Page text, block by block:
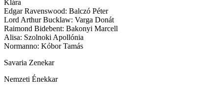
Klára
Edgar Ravenswood: Balczó Péter
Lord Arthur Bucklaw: Varga Donát
Raimond Bidebent: Bakonyi Marcell
Alisa: Szolnoki Apollónia
Normanno: Kóbor Tamás
Savaria Zenekar
Nemzeti Énekkar